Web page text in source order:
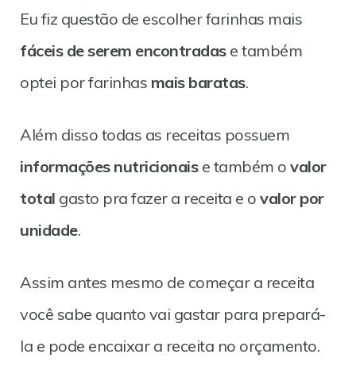
Eu fiz questão de escolher farinhas mais
fáceis de serem encontradase também
optei por farinhas mais baratas.
Além disso todas as receitas possuem
informações nutricionaise também o valor
total gasto pra fazer a receita e o valor por
unidade.
Assim antes mesmo de começar a receita
você sabe quanto vai gastar para prepará-
la e pode encaixar a receita no orçamento.